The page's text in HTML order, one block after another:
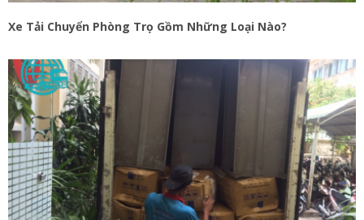
Xe Tải Chuyển Phòng Trọ Gồm Những Loại Nào?